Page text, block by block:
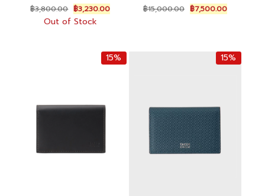
฿3,800.00 Original
price
was:
฿3,230.00Current
price
Out of Stock
฿15,000.00 Original
price
฿7,500.00Current
price
15% 15%